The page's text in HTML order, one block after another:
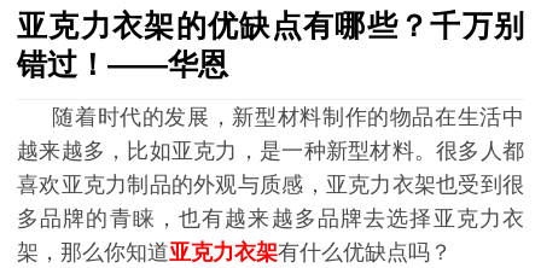
亚克力衣架的优缺点有哪些？千万别
错过！——华恩
随着时代的发展，新型材料制作的物品在生活中
越来越多，比如亚克力，是一种新型材料。很多人都
喜欢亚克力制品的外观与质感，亚克力衣架也受到很
多品牌的青睐，也有越来越多品牌去选择亚克力衣
架，那么你知道亚克力衣架有什么优缺点吗？